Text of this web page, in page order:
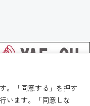
。「同意する」を押す
います。「同意しな